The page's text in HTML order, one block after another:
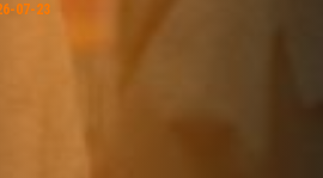
07-23